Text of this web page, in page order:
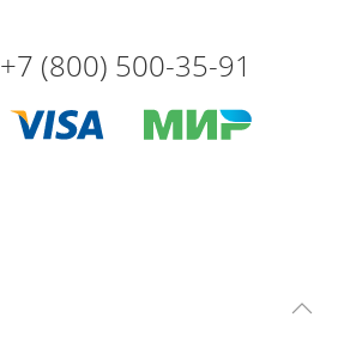
+7 (800) 500-35-91